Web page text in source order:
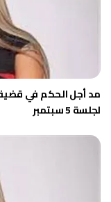
مد أجل الحكم في
لجلسة 5 سبتمبر